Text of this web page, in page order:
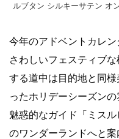
ルブタン シルキーサテン オ
今年のアドベントカレ
さわしいフェスティブ
する道中は目的地と同
ったホリデーシーズン
魅惑的なガイド「ミス
のワンダーランドへと